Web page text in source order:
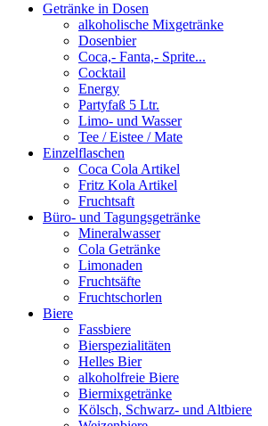
Getränke in Dosen
alkoholische Mixgetränke
Dosenbier
Coca,- Fanta,- Sprite...
Cocktail
Energy
Partyfaß 5 Ltr.
Limo- und Wasser
Tee / Eistee / Mate
Einzelflaschen
Coca Cola Artikel
Fritz Kola Artikel
Fruchtsaft
Büro- und Tagungsgetränke
Mineralwasser
Cola Getränke
Limonaden
Fruchtsäfte
Fruchtschorlen
Biere
Fassbiere
Bierspezialitäten
Helles Bier
alkoholfreie Biere
Biermixgetränke
Kölsch, Schwarz- und Altbiere